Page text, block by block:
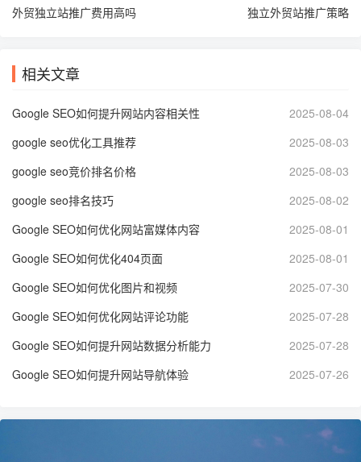
外贸独立站推广费用高吗
独立外贸站推广策略
相关文章
Google SEO如何提升网站内容相关性
2025-08-04
google seo优化工具推荐
2025-08-03
google seo竞价排名价格
2025-08-03
google seo排名技巧
2025-08-02
Google SEO如何优化网站富媒体内容
2025-08-01
Google SEO如何优化404页面
2025-08-01
Google SEO如何优化图片和视频
2025-07-30
Google SEO如何优化网站评论功能
2025-07-28
Google SEO如何提升网站数据分析能力
2025-07-28
Google SEO如何提升网站导航体验
2025-07-26